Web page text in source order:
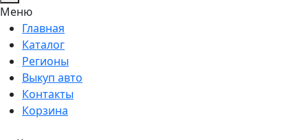
Меню
Главная
Каталог
Регионы
Выкуп авто
Контакты
Корзина